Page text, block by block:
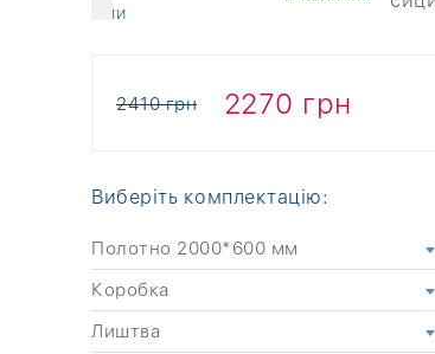
В наличии
2410 грн 2270 грн
Виберіть комплектацію:
Полотно 2000*600 мм
Коробка
Лиштва